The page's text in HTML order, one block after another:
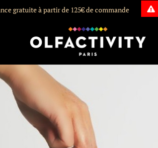
gratuite à partir de 125€ de commande